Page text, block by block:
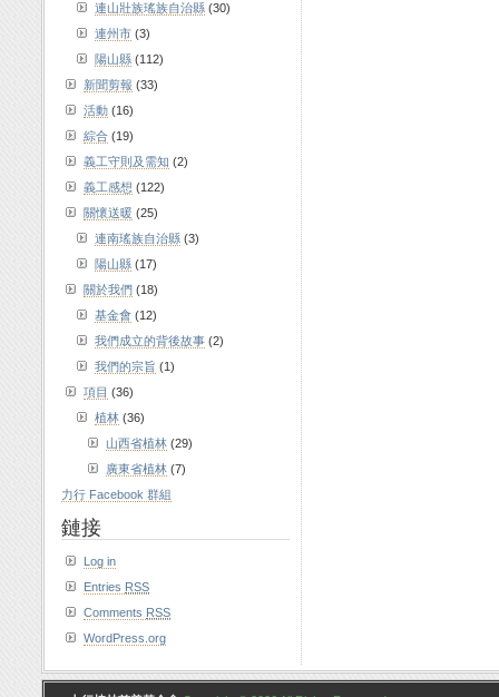
連山壯族瑤族自治縣 (30)
連州市 (3)
陽山縣 (112)
新聞剪報 (33)
活動 (16)
綜合 (19)
義工守則及需知 (2)
義工感想 (122)
關懷送暖 (25)
連南瑤族自治縣 (3)
陽山縣 (17)
關於我們 (18)
基金會 (12)
我們成立的背後故事 (2)
我們的宗旨 (1)
項目 (36)
植林 (36)
山西省植林 (29)
廣東省植林 (7)
力行 Facebook 群組
鏈接
Log in
Entries RSS
Comments RSS
WordPress.org